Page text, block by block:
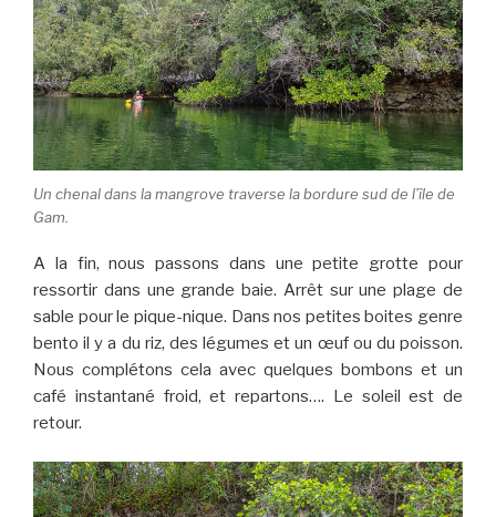
Un chenal dans la mangrove traverse la bordure sud de l’île de
Gam.
A la fin, nous passons dans une petite grotte pour
ressortir dans une grande baie. Arrêt sur une plage de
sable pour le pique-nique. Dans nos petites boites genre
bento il y a du riz, des légumes et un œuf ou du poisson.
Nous complétons cela avec quelques bombons et un
café instantané froid, et repartons…. Le soleil est de
retour.